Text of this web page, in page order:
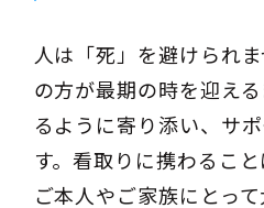
人は「死」を避けられ
の方が最期の時を迎え
るように寄り添い、サ
す。看取りに携わること
ご本人やご家族にとっ